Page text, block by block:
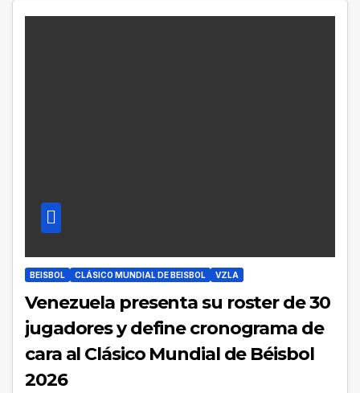
BEISBOL CLÁSICO MUNDIAL DE BEISBOL VZLA
Venezuela presenta su roster de 30
jugadores y define cronograma de
cara al Clásico Mundial de Béisbol
2026